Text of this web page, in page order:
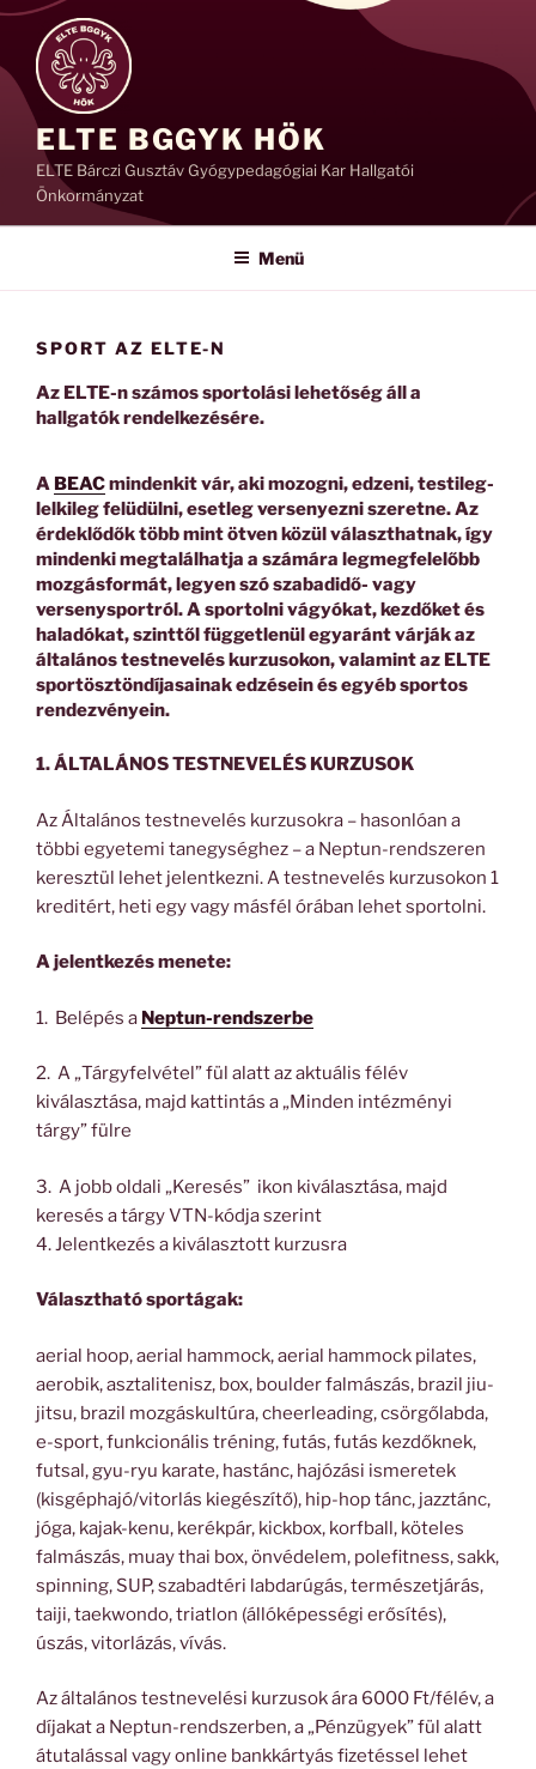
Tartalomhoz
ELTE BGGYK HÖK
ELTE Bárczi Gusztáv Gyógypedagógiai Kar Hallgatói
Önkormányzat
Menü
SPORT AZ ELTE-N
Az ELTE-nszámos sportolási lehetőség áll a
hallgatók rendelkezésére.
A BEACmindenkit vár, aki mozogni, edzeni, testileg-
lelkileg felüdülni, esetleg versenyezni szeretne. Az
érdeklődők több mint ötven közül választhatnak, így
mindenki megtalálhatja a számára legmegfelelőbb
mozgásformát, legyen szó szabadidő- vagy
versenysportról. A sportolni vágyókat, kezdőket és
haladókat, szinttől függetlenül egyaránt várják az
általános testnevelés kurzusokon, valamint az ELTE
sportösztöndíjasainak edzésein és egyéb sportos
rendezvényein.
1. ÁLTALÁNOS TESTNEVELÉS KURZUSOK
Az Általános testnevelés kurzusokra – hasonlóan a
többi egyetemi tanegységhez – a Neptun-rendszeren
keresztül lehet jelentkezni. A testnevelés kurzusokon 1
kreditért, heti egy vagy másfél órában lehet sportolni.
A jelentkezés menete:
1. Belépés a Neptun-rendszerbe
2. A „Tárgyfelvétel” fül alatt az aktuális félév
kiválasztása, majd kattintás a „Minden intézményi
tárgy” fülre
3. A jobb oldali „Keresés” ikon kiválasztása, majd
keresés a tárgy VTN-kódja szerint
4. Jelentkezés a kiválasztott kurzusra
Választható sportágak:
aerial hoop, aerial hammock, aerial hammock pilates,
aerobik, asztalitenisz, box, boulder falmászás, brazil jiu-
jitsu, brazil mozgáskultúra, cheerleading, csörgőlabda,
e-sport, funkcionális tréning, futás, futás kezdőknek,
futsal, gyu-ryu karate, hastánc, hajózási ismeretek
(kisgéphajó/vitorlás kiegészítő), hip-hop tánc, jazztánc,
jóga, kajak-kenu, kerékpár, kickbox, korfball, köteles
falmászás, muay thai box, önvédelem, polefitness, sakk,
spinning, SUP, szabadtéri labdarúgás, természetjárás,
taiji, taekwondo, triatlon (állóképességi erősítés),
úszás, vitorlázás, vívás.
Az általános testnevelési kurzusok ára 6000 Ft/félév, a
díjakat a Neptun-rendszerben, a „Pénzügyek” fül alatt
átutalással vagy online bankkártyás fizetéssel lehet